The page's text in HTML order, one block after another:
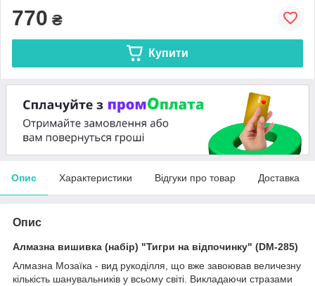
770 ₴
Купити
Опис Характеристики Відгуки про товар Доставка
Опис
Алмазна вишивка (набір) "Тигри на відпочинку" (DM-285)
Алмазна Мозаїка - вид рукоділля, що вже завоював величезну
кількість шанувальників у всьому світі. Викладаючи стразами